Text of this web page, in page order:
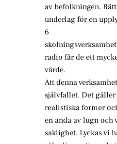
av befolkningen.
underlag för en
6
radio får de ett
värde.
Att denna
självfallet. Det
realistiska former
en anda av lugn och
saklighet. Lyckas vi